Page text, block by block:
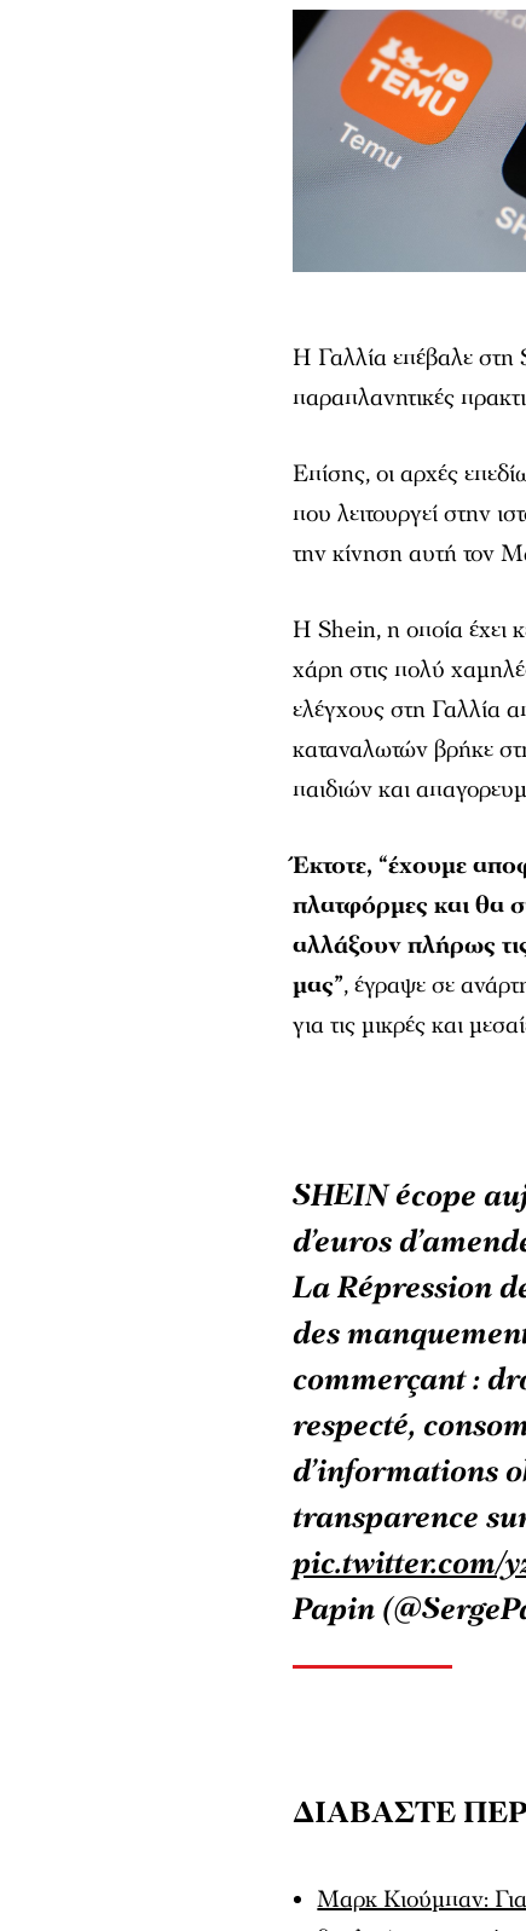
Η Γαλλία επέβαλε στη
παραπλανητικές
Επίσης, οι αρχές
που λειτουργεί στην
την κίνηση αυτή τον
Η Shein, η οποία έχει
χάρη στις πολύ
ελέγχους στη Γαλλία
καταναλωτών βρήκε
παιδιών και
Έκτοτε, “έχουμε
πλατφόρμες και θα
αλλάξουν πλήρως
μας”, έγραψε σε
για τις μικρές και
SHEIN écope
d’euros
La Répression
des
commerçant :
respecté,
d’informations
transparence
pic.twitter.com/
Papin
ΔΙΑΒΑΣΤΕ
Μαρκ Κιούμπαν: